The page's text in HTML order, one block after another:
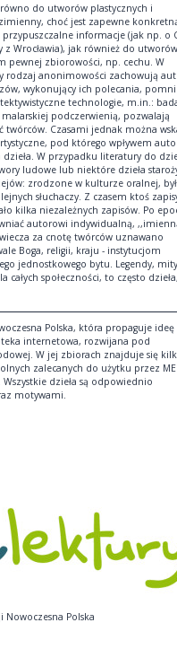
do utworów plastycznych i
choć jest zapewne
informacje (jak np. o
Wrocławia), jak również do utworów
pewnej zbiorowości, np. cechu. W
rodzaj anonimowości zachowują
wykonujący ich polecania,
technologie, m.in.:
podczerwienią, pozwalają
twórców. Czasami jednak można
pod którego wpływem
dzieła. W przypadku literatury do
ludowe lub niektóre dzieła
zrodzone w kulturze oralnej,
słuchaczy. Z czasem ktoś
kilka niezależnych zapisów. Po
autorowi indywidualną,
za cnotę twórców uznawano
Boga, religii, kraju - instytucjom
jednostkowego bytu. Legendy,
społeczności, to często
Polska, która propaguje ideę
internetowa, rozwijana pod
W jej zbiorach znajduje się
zalecanych do użytku przez
dzieła są odpowiednio
motywami.